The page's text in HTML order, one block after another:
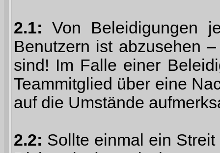
2.1: Von Beleidigungen
Benutzern ist abzusehen
sind! Im Falle einer
Teammitglied über eine
auf die Umstände
2.2: Sollte einmal ein